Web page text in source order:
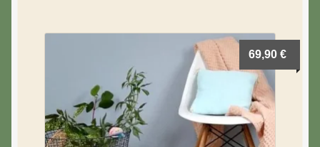
69,90€